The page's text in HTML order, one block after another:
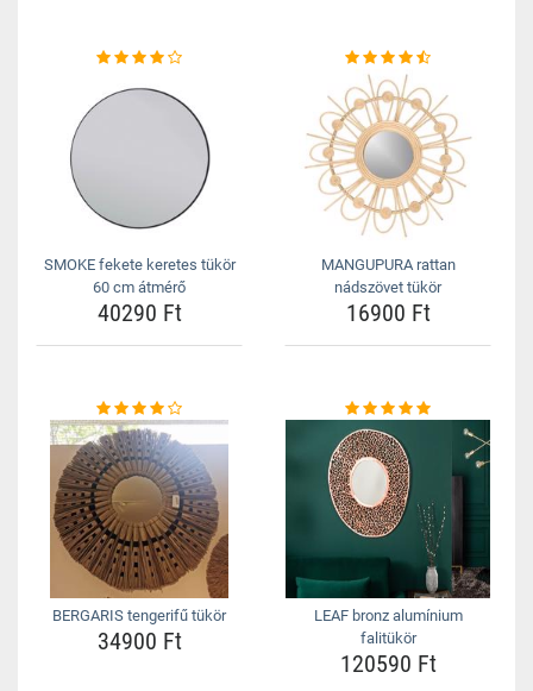
SMOKE fekete keretes tükör
60 cm átmérő
40290 Ft
MANGUPURA rattan
nádszövet tükör
16900 Ft
BERGARIS tengerifű tükör
34900 Ft
LEAF bronz alumínium
falitükör
120590 Ft